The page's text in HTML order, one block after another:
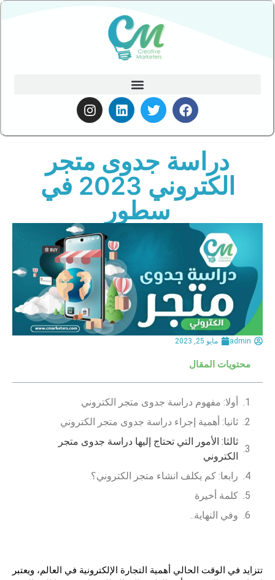
دراسة جدوى متجر
الكتروني 2023 في
سطور
admin مايو 25, 2023
محتويات المقال
أولا: مفهوم دراسة جدوى متجر الكتروني
ثانيا: أهمية إجراء دراسة جدوى متجر الكتروني
ثالثا: الأمور التي تحتاج إليها دراسة جدوى متجر
الكتروني
رابعا: كم يكلف انشاء متجر الكتروني؟
كلمة أخيرة
وفي النهاية..
تتزايد في الوقت الحالي أهمية التجارة الإلكترونية في العالم، ويعتبر